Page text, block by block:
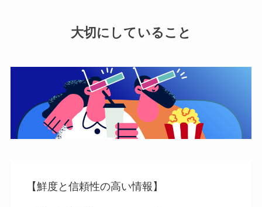
大切にしていること
【鮮度と信頼性の高い情報】